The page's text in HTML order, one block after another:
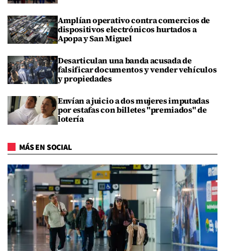
Amplían operativo contra comercios de
dispositivos electrónicos hurtados a
Apopa y San Miguel
Desarticulan una banda acusada de
falsificar documentos y vender vehículos
y propiedades
Envían a juicio a dos mujeres imputadas
por estafas con billetes "premiados" de
lotería
MÁS EN SOCIAL